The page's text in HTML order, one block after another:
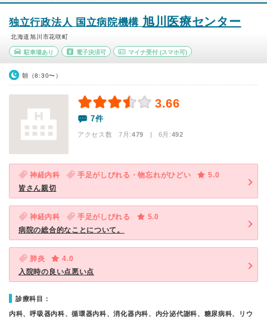
独立行政法人 国立病院機構 旭川医療センター
北海道旭川市花咲町
駐車場あり 電子決済可 マイナ受付 (スマホ可)
朝（8:30〜）
3.66
7件
アクセス数 7月:479 | 6月:492
神経内科 手足がしびれる・物忘れがひどい
5.0
皆さん親切
神経内科 手足がしびれる
5.0
病院の総合的なことについて。
肺炎
4.0
入院時の良い点悪い点
診療科目：
内科、呼吸器内科、循環器内科、消化器内科、内分泌代謝科、糖尿病科、リウ